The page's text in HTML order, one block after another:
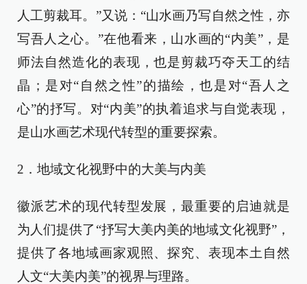
人工剪裁耳。”又说：“山水画乃写自然之性，亦
写吾人之心。”在他看来，山水画的“内美”，是
师法自然造化的表现，也是剪裁巧夺天工的结
晶；是对“自然之性”的描绘，也是对“吾人之
心”的抒写。对“内美”的执着追求与自觉表现，
是山水画艺术现代转型的重要探索。
2．地域文化视野中的大美与内美
徽派艺术的现代转型发展，最重要的启迪就是
为人们提供了“抒写大美内美的地域文化视野”，
提供了各地域画家观照、探究、表现本土自然
人文“大美内美”的视界与理路。